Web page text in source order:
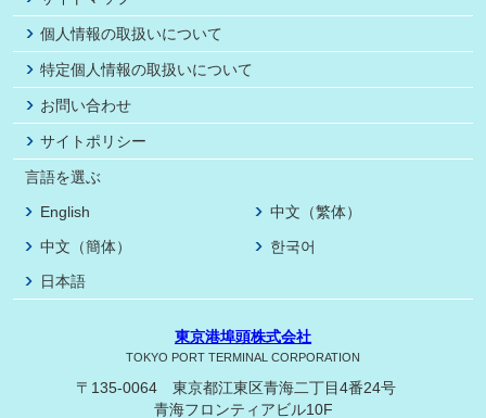
個人情報の取扱いについて
特定個人情報の取扱いについて
お問い合わせ
サイトポリシー
言語を選ぶ
English
中文（繁体）
中文（簡体）
한국어
日本語
東京港埠頭株式会社
TOKYO PORT TERMINAL CORPORATION
〒135-0064 東京都江東区青海二丁目4番24号
青海フロンティアビル10F